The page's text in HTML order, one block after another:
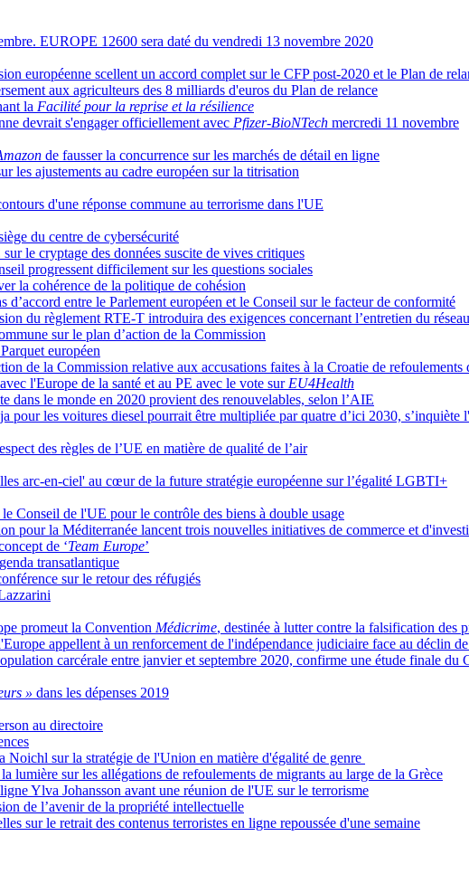
EUROPE 12600 sera daté du vendredi 13 novembre 2020
européenne scellent un accord complet sur le CFP post-2020 et le Plan de
aux agriculteurs des 8 milliards d'euros du Plan de relance
la Facilité pour la reprise et la résilience
devrait s'engager officiellement avec Pfizer-BioNTech mercredi 11 novembre
de fausser la concurrence sur les marchés de détail en ligne
les ajustements au cadre européen sur la titrisation
d'une réponse commune au terrorisme dans l'UE
du centre de cybersécurité
le cryptage des données suscite de vives critiques
progressent difficilement sur les questions sociales
la cohérence de la politique de cohésion
d’accord entre le Parlement européen et le Conseil sur le facteur de conformité
du règlement RTE-T introduira des exigences concernant l’entretien du
sur le plan d’action de la Commission
européen
de la Commission relative aux accusations faites à la Croatie de refoulements
l'Europe de la santé et au PE avec le vote sur EU4Health
dans le monde en 2020 provient des renouvelables, selon l’AIE
pour les voitures diesel pourrait être multipliée par quatre d’ici 2030, s’inquiète
des règles de l’UE en matière de qualité de l’air
arc-en-ciel' au cœur de la future stratégie européenne sur l’égalité LGBTI+
Conseil de l'UE pour le contrôle des biens à double usage
pour la Méditerranée lancent trois nouvelles initiatives de commerce et
de ‘Team Europe’
transatlantique
sur le retour des réfugiés
promeut la Convention Médicrime, destinée à lutter contre la falsification des
appellent à un renforcement de l'indépendance judiciaire face au déclin
carcérale entre janvier et septembre 2020, confirme une étude finale du
» dans les dépenses 2019
au directoire
Noichl sur la stratégie de l'Union en matière d'égalité de genre
lumière sur les allégations de refoulements de migrants au large de la Grèce
Ylva Johansson avant une réunion de l'UE sur le terrorisme
de l’avenir de la propriété intellectuelle
sur le retrait des contenus terroristes en ligne repoussée d'une semaine